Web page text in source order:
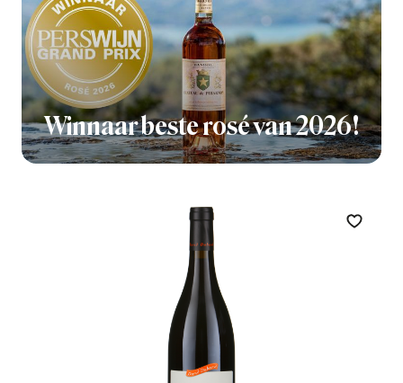
Winnaar beste rosé van 2026!
Zet